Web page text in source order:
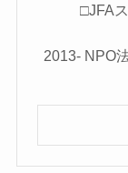
□JFA
2013- NPO